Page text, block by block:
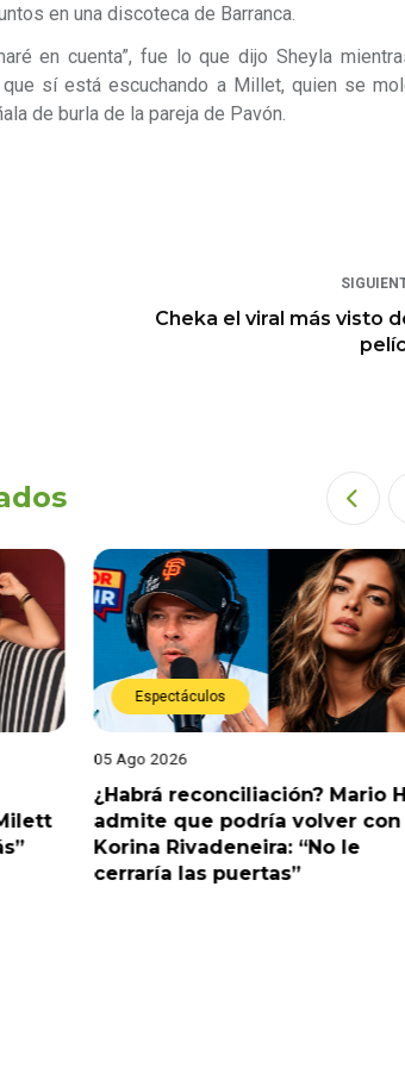
en una discoteca de Barranca.
en cuenta”, fue lo que dijo Sheyla
sí está escuchando a Millet, quien se
de burla de la pareja de Pavón.
Cheka el viral más visto
Espectáculos
05 Ago 2026
¿Habrá reconciliación? Mario
admite que podría volver con
Korina Rivadeneira: “No le
cerraría las puertas”